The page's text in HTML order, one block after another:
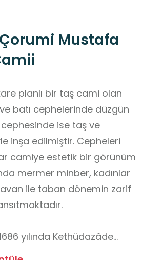
Mustafa
planlı bir taş cami olan
batı cephelerinde düzgün
ise taş ve
inşa edilmiştir. Cepheleri
camiye estetik bir görünüm
mermer minber, kadınlar
ile taban dönemin zarif
yılında Kethüdazâde
tarafından başlanmış,